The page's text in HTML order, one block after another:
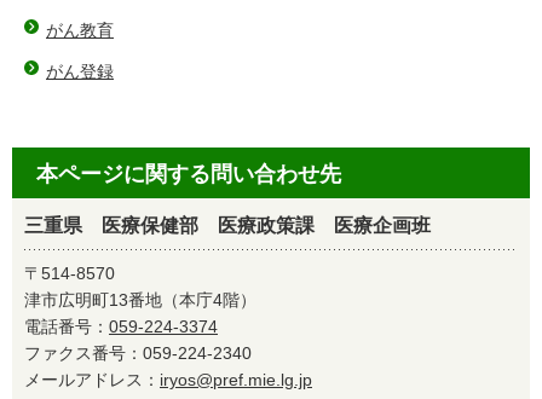
がん教育
がん登録
本ページに関する問い合わせ先
三重県 医療保健部 医療政策課 医療企画班
〒514-8570
津市広明町13番地（本庁4階）
電話番号： 059-224-3374
ファクス番号：059-224-2340
メールアドレス： iryos@pref.mie.lg.jp